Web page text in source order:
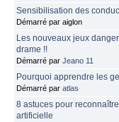
Sensibilisation des
Démarré par aiglon
Les nouveaux jeux
drame !!
Démarré par Jeano 11
Pourquoi apprendre les
Démarré par atlas
8 astuces pour
artificielle